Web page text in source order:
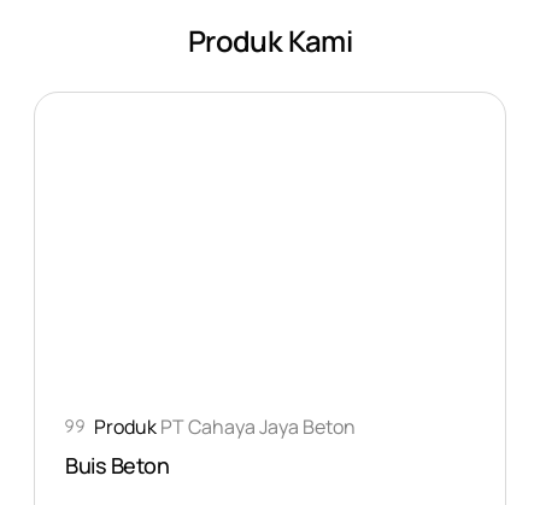
Produk Kami
ProdukPT Cahaya Jaya Beton
Buis Beton